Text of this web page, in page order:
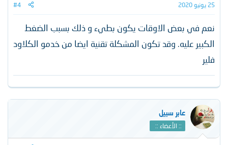
25 يونيو 2020 #4
نعم في بعض الاوقات يكون بطيء و ذلك بسبب الضغط
الكبير عليه. وقد تكون المشكلة تقنية ايضا من خدمو الكلاود
فلير
عابر سبيل
:: الأعضاء ::